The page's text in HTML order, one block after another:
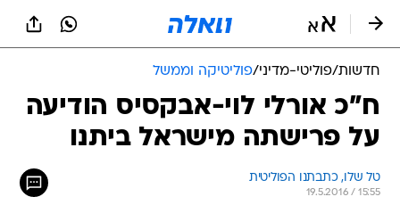
חדשות/פוליטי-מדיני/פוליטיקה וממשל
ח"כ אורלי לוי-אבקסיס הודיעה
על פרישתה מישראל ביתנו
טל שלו, כתבתנו הפוליטית
19.5.2016 / 15:55